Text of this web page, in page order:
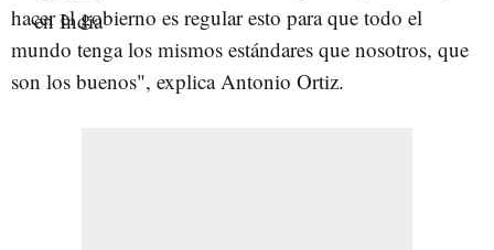
hacer el gobierno es regular esto para que todo el
mundo tenga los mismos estándares que nosotros, que
son los buenos", explica Antonio Ortiz.